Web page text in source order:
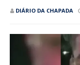
DIÁRIO DA CHAPADA